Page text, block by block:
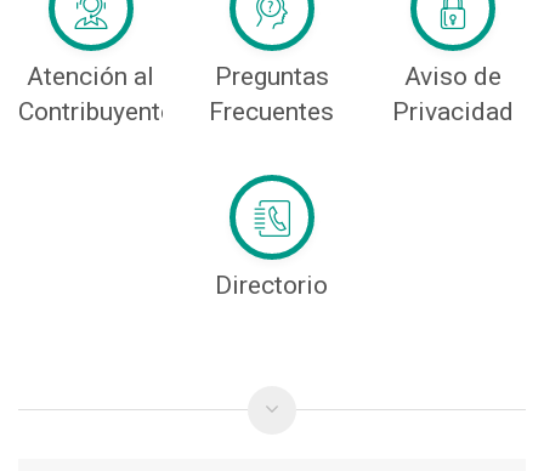
Atención al
Contribuyente
Preguntas
Frecuentes
Aviso de
Privacidad
Directorio